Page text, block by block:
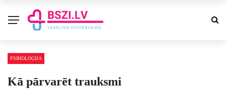
PSIHOLOĢIJA
Kā pārvarēt trauksmi